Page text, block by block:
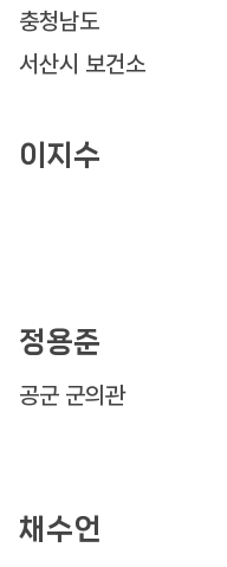
충청남도
서산시 보건소
이지수
정용준
공군 군의관
채수언